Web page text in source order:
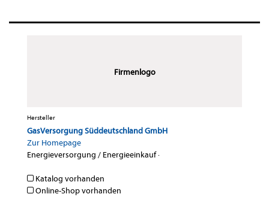
Firmenlogo
Hersteller
GasVersorgung Süddeutschland GmbH
Zur Homepage
Energieversorgung / Energieeinkauf·
Katalog vorhanden
Online-Shop vorhanden